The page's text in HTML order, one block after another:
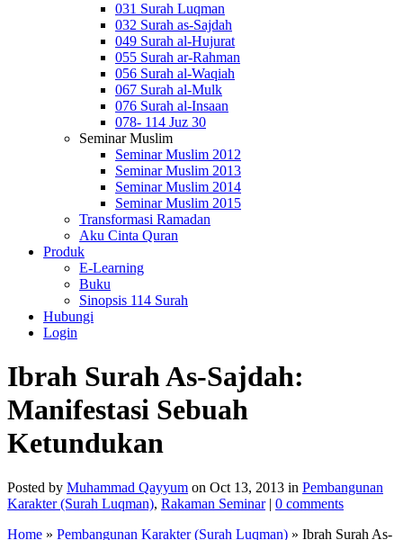
031 Surah Luqman
032 Surah as-Sajdah
049 Surah al-Hujurat
055 Surah ar-Rahman
056 Surah al-Waqiah
067 Surah al-Mulk
076 Surah al-Insaan
078- 114 Juz 30
Seminar Muslim
Seminar Muslim 2012
Seminar Muslim 2013
Seminar Muslim 2014
Seminar Muslim 2015
Transformasi Ramadan
Aku Cinta Quran
Produk
E-Learning
Buku
Sinopsis 114 Surah
Hubungi
Login
Ibrah Surah As-Sajdah:
Manifestasi Sebuah
Ketundukan
Posted by Muhammad Qayyum on Oct 13, 2013 in Pembangunan
Karakter (Surah Luqman), Rakaman Seminar| 0 comments
Home » Pembangunan Karakter (Surah Luqman) » Ibrah Surah As-